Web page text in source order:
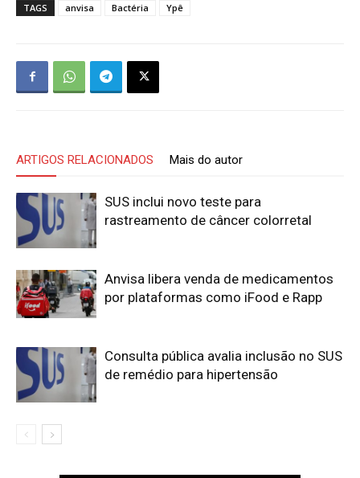
TAGS anvisa Bactéria Ypê
ARTIGOS RELACIONADOS Mais do autor
SUS inclui novo teste para
rastreamento de câncer colorretal
Anvisa libera venda de medicamentos
por plataformas como iFood e Rapp
Consulta pública avalia inclusão no SUS
de remédio para hipertensão